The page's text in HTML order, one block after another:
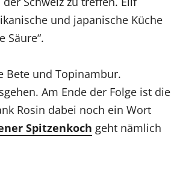
und japanische Küche
Säure“.
Bete und Topinambur.
Am Ende der Folge ist die
Rosin dabei noch ein Wort
Spitzenkoch geht nämlich